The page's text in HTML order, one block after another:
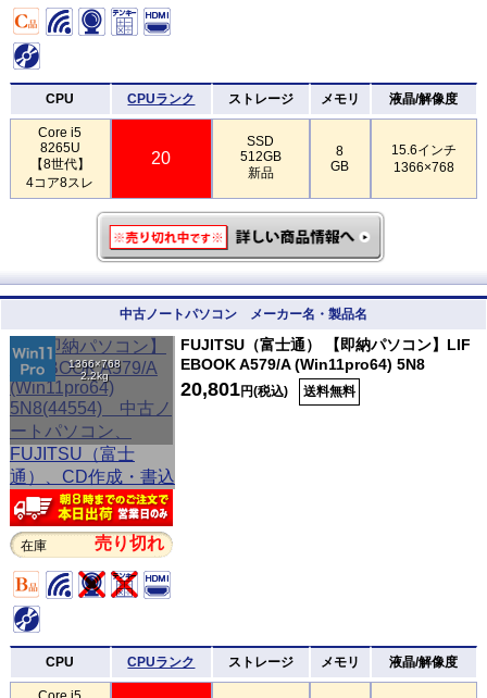
CPU CPUランク ストレージ メモリ 液晶/解像度
Core i5
8265U
【8世代】
4コア8スレ
20
SSD
512GB
新品
8
GB
15.6インチ
1366×768
中古ノートパソコン メーカー名・製品名
1366×768
2.2kg
在庫 売り切れ
FUJITSU（富士通） 【即納パソコン】LIF
EBOOK A579/A (Win11pro64) 5N8
20,801円(税込) 送料無料
CPU CPUランク ストレージ メモリ 液晶/解像度